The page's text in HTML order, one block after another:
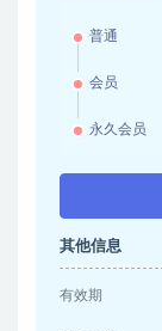
普通
会员
永久会员
其他信息
有效期